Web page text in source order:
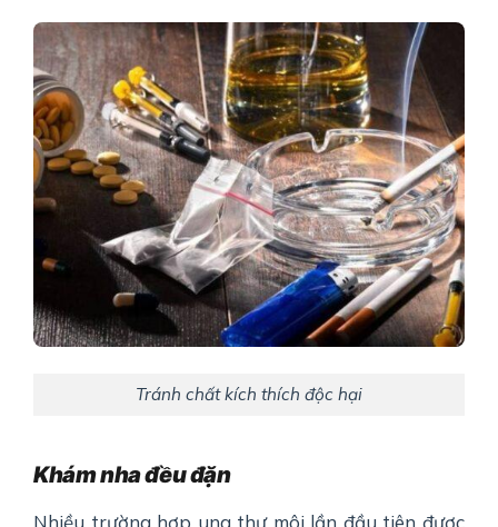
Tránh chất kích thích độc hại
Khám nha đều đặn
Nhiều trường hợp ung thư môi lần đầu tiên được